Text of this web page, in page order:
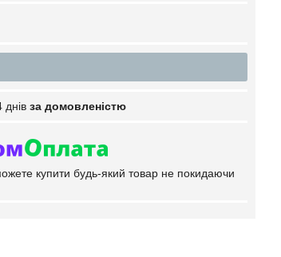
за домовленістю
купити будь-який товар не покидаючи